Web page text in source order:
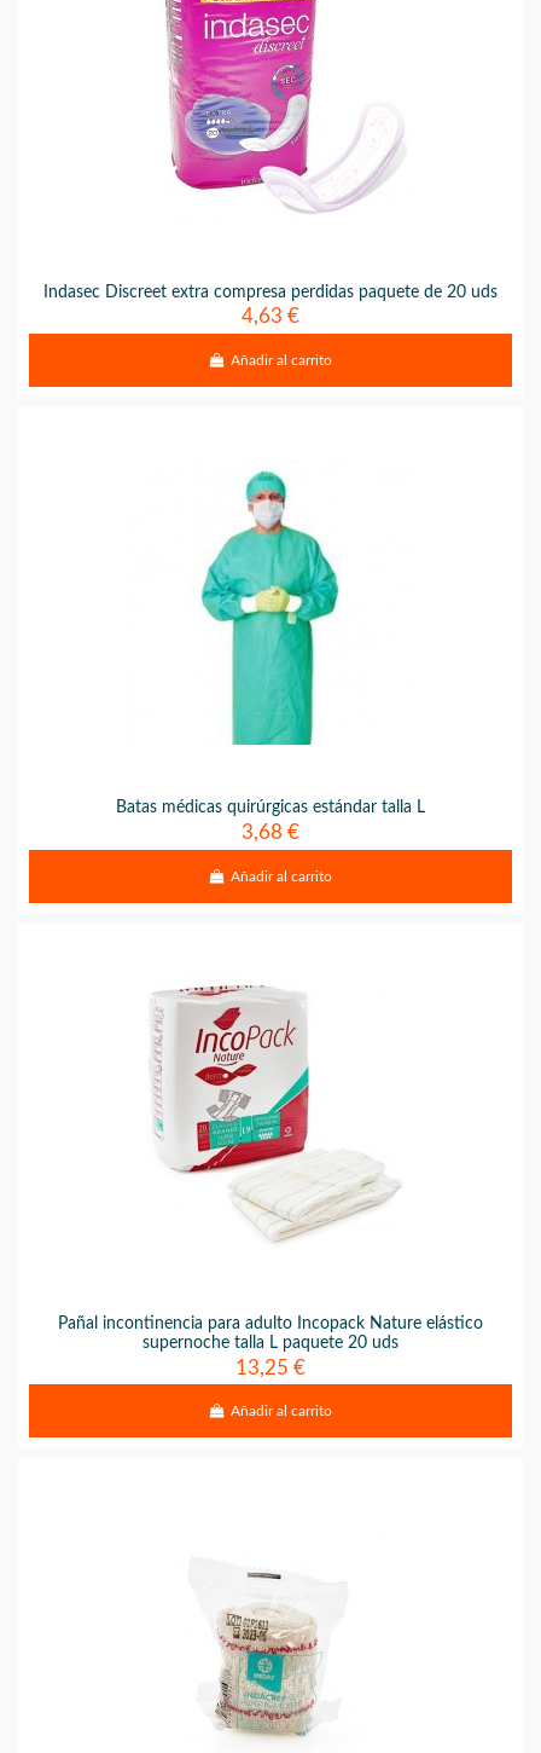
Indasec Discreet extra compresa perdidas paquete de 20 uds
4,63 €
Añadir al carrito
Batas médicas quirúrgicas estándar talla L
3,68 €
Añadir al carrito
Pañal incontinencia para adulto Incopack Nature elástico
supernoche talla L paquete 20 uds
13,25 €
Añadir al carrito